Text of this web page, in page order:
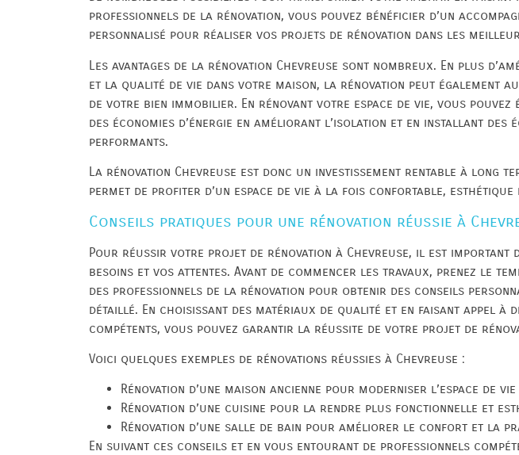
professionnels de la rénovation, vous pouvez bénéficier d’un
personnalisé pour réaliser vos projets de rénovation dans les
Les avantages de la rénovation Chevreuse sont nombreux. En plus
et la qualité de vie dans votre maison, la rénovation peut également
de votre bien immobilier. En rénovant votre espace de vie, vous
des économies d’énergie en améliorant l’isolation et en installant des
performants.
La rénovation Chevreuse est donc un investissement rentable à long
permet de profiter d’un espace de vie à la fois confortable,
Conseils pratiques pour une rénovation réussie à
Pour réussir votre projet de rénovation à Chevreuse, il est important
besoins et vos attentes. Avant de commencer les travaux, prenez le
des professionnels de la rénovation pour obtenir des conseils
détaillé. En choisissant des matériaux de qualité et en faisant appel à
compétents, vous pouvez garantir la réussite de votre projet de
Voici quelques exemples de rénovations réussies à Chevreuse :
Rénovation d’une maison ancienne pour moderniser l’espace de vie
Rénovation d’une cuisine pour la rendre plus fonctionnelle et
Rénovation d’une salle de bain pour améliorer le confort et la
En suivant ces conseils et en vous entourant de professionnels